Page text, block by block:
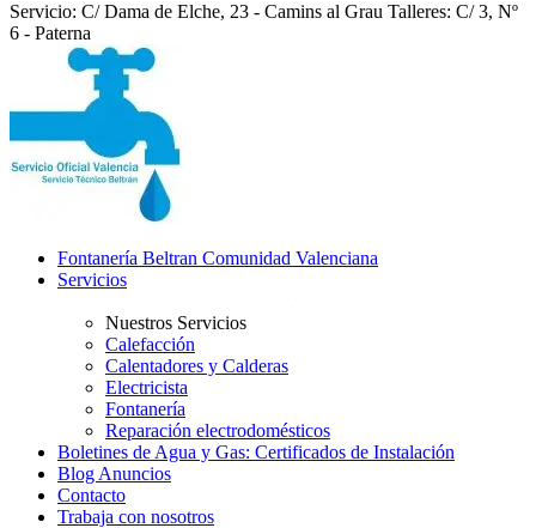
Servicio: C/ Dama de Elche, 23 - Camins al Grau Talleres: C/ 3, Nº
6 - Paterna
Fontanería Beltran Comunidad Valenciana
Servicios
Nuestros Servicios
Calefacción
Calentadores y Calderas
Electricista
Fontanería
Reparación electrodomésticos
Boletines de Agua y Gas: Certificados de Instalación
Blog Anuncios
Contacto
Trabaja con nosotros